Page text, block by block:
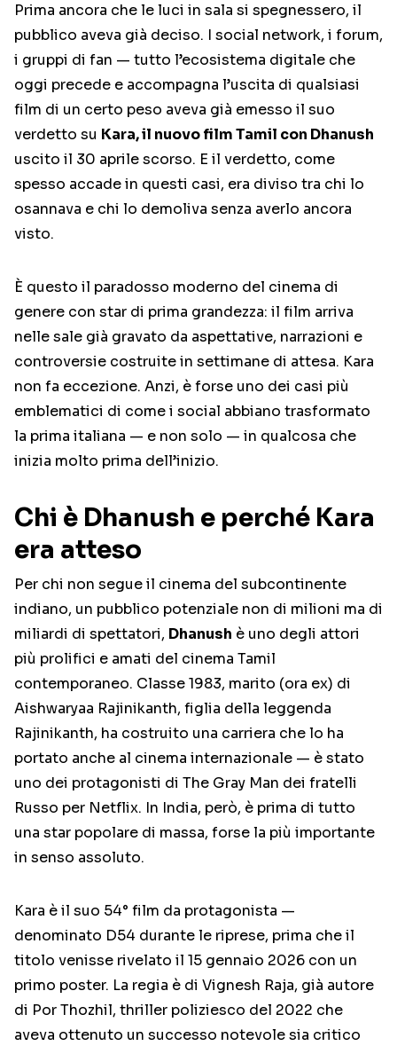
Prima ancora che le luci in sala si spegnessero, il
pubblico aveva già deciso. I social network, i forum,
i gruppi di fan — tutto l’ecosistema digitale che
oggi precede e accompagna l’uscita di qualsiasi
film di un certo peso aveva già emesso il suo
verdetto su Kara, il nuovo film Tamil con Dhanush
uscito il 30 aprile scorso. E il verdetto, come
spesso accade in questi casi, era diviso tra chi lo
osannava e chi lo demoliva senza averlo ancora
visto.
È questo il paradosso moderno del cinema di
genere con star di prima grandezza: il film arriva
nelle sale già gravato da aspettative, narrazioni e
controversie costruite in settimane di attesa. Kara
non fa eccezione. Anzi, è forse uno dei casi più
emblematici di come i social abbiano trasformato
la prima italiana — e non solo — in qualcosa che
inizia molto prima dell’inizio.
Chi è Dhanush e perché Kara
era atteso
Per chi non segue il cinema del subcontinente
indiano, un pubblico potenziale non di milioni ma di
miliardi di spettatori, Dhanush è uno degli attori
più prolifici e amati del cinema Tamil
contemporaneo. Classe 1983, marito (ora ex) di
Aishwaryaa Rajinikanth, figlia della leggenda
Rajinikanth, ha costruito una carriera che lo ha
portato anche al cinema internazionale — è stato
uno dei protagonisti di The Gray Man dei fratelli
Russo per Netflix. In India, però, è prima di tutto
una star popolare di massa, forse la più importante
in senso assoluto.
Kara è il suo 54° film da protagonista —
denominato D54 durante le riprese, prima che il
titolo venisse rivelato il 15 gennaio 2026 con un
primo poster. La regia è di Vignesh Raja, già autore
di Por Thozhil, thriller poliziesco del 2022 che
aveva ottenuto un successo notevole sia critico